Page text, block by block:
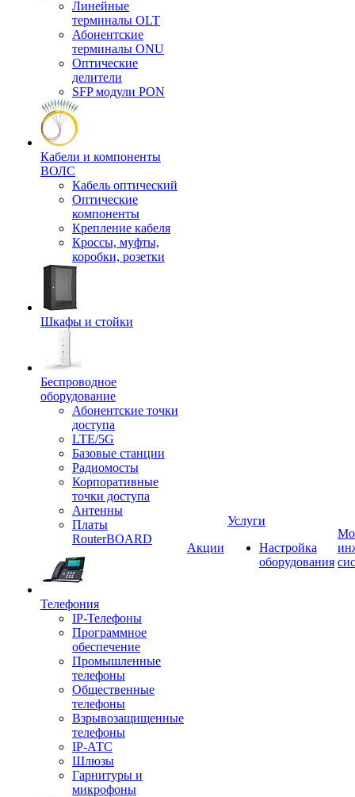
Линейные
терминалы OLT
Абонентские
терминалы ONU
Оптические
делители
SFP модули PON
Кабели и компоненты
ВОЛС
Кабель оптический
Оптические
компоненты
Крепление кабеля
Кроссы, муфты,
коробки, розетки
Шкафы и стойки
Беспроводное
оборудование
Абонентские точки
доступа
LTE/5G
Базовые станции
Радиомосты
Корпоративные
точки доступа
Антенны
Платы
RouterBOARD
Телефония
IP-Телефоны
Программное
обеспечение
Промышленные
телефоны
Общественные
телефоны
Взрывозащищенные
телефоны
IP-АТС
Шлюзы
Гарнитуры и
микрофоны
Акции
Услуги
Настройка
оборудования